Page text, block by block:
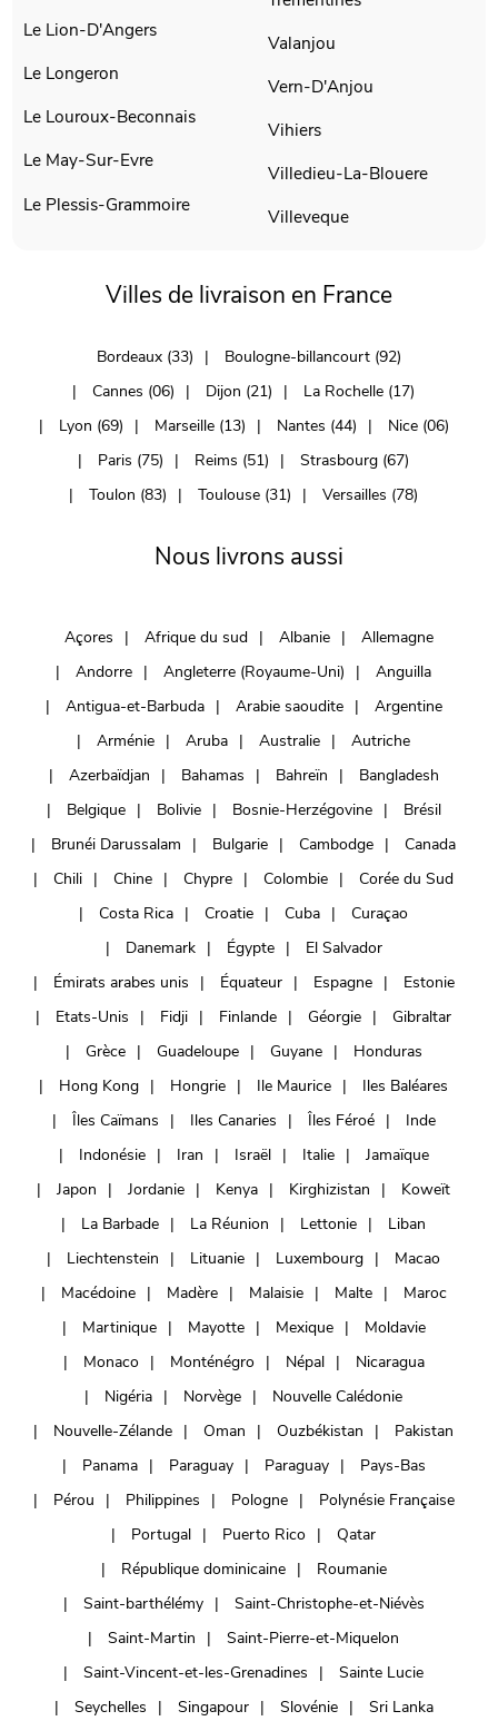
Le Lion-D'Angers
Le Longeron
Le Louroux-Beconnais
Le May-Sur-Evre
Le Plessis-Grammoire
Valanjou
Vern-D'Anjou
Vihiers
Villedieu-La-Blouere
Villeveque
Villes de livraison en France
Bordeaux (33)
Boulogne-billancourt (92)
Cannes (06)
Dijon (21)
La Rochelle (17)
Lyon (69)
Marseille (13) Nantes (44)
Nice (06)
Paris (75)
Reims (51)
Strasbourg (67)
Toulon (83)
Toulouse (31) Versailles (78)
Nous livrons aussi
Açores Afrique du sud Albanie
Allemagne
Andorre
Angleterre (Royaume-Uni)
Anguilla
Antigua-et-Barbuda
Arabie saoudite
Argentine
Arménie
Aruba Australie
Autriche
Azerbaïdjan
Bahamas Bahreïn
Bangladesh
Belgique
Bolivie Bosnie-Herzégovine
Brésil
Brunéi Darussalam
Bulgarie Cambodge
Canada
Chili
Chine Chypre Colombie
Corée du Sud
Costa Rica
Croatie Cuba
Curaçao
Danemark
Égypte
El Salvador
Émirats arabes unis
Équateur Espagne
Estonie
Etats-Unis
Fidji Finlande Géorgie
Gibraltar
Grèce
Guadeloupe Guyane
Honduras
Hong Kong
Hongrie Ile Maurice
Iles Baléares
Îles Caïmans
Iles Canaries Îles Féroé
Inde
Indonésie
Iran Israël Italie
Jamaïque
Japon
Jordanie Kenya Kirghizistan
Koweït
La Barbade
La Réunion Lettonie
Liban
Liechtenstein
Lituanie Luxembourg
Macao
Macédoine
Madère Malaisie Malte
Maroc
Martinique
Mayotte Mexique
Moldavie
Monaco
Monténégro Népal
Nicaragua
Nigéria
Norvège
Nouvelle Calédonie
Nouvelle-Zélande
Oman Ouzbékistan
Pakistan
Panama
Paraguay Paraguay
Pays-Bas
Pérou
Philippines Pologne
Polynésie Française
Portugal
Puerto Rico
Qatar
République dominicaine
Roumanie
Saint-barthélémy
Saint-Christophe-et-Niévès
Saint-Martin
Saint-Pierre-et-Miquelon
Saint-Vincent-et-les-Grenadines
Sainte Lucie
Seychelles
Singapour Slovénie Sri Lanka